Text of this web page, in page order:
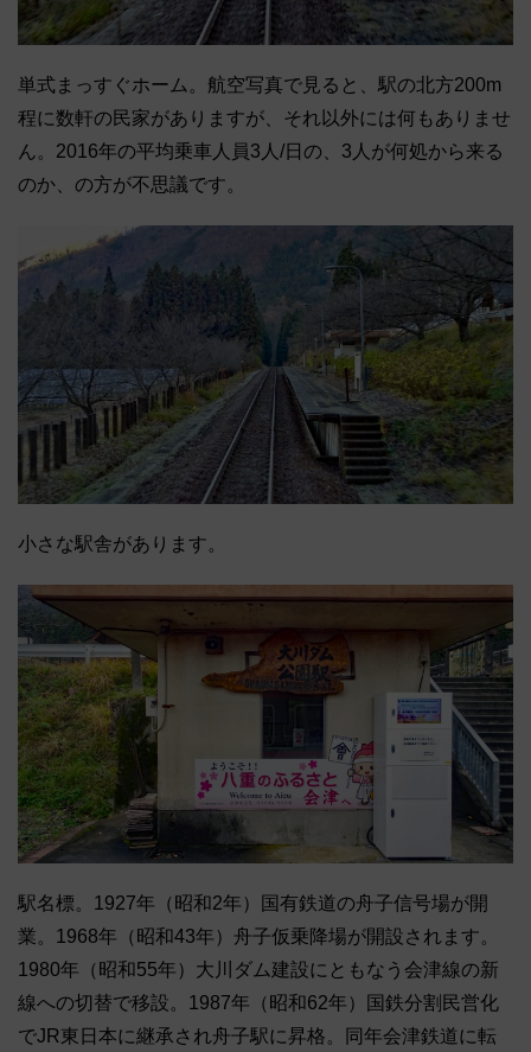
単式まっすぐホーム。航空写真で見ると、駅の北方200m
程に数軒の民家がありますが、それ以外には何もありませ
ん。2016年の平均乗車人員3人/日の、3人が何処から来る
のか、の方が不思議です。
小さな駅舎があります。
駅名標。1927年（昭和2年）国有鉄道の舟子信号場が開
業。1968年（昭和43年）舟子仮乗降場が開設されます。
1980年（昭和55年）大川ダム建設にともなう会津線の新
線への切替で移設。1987年（昭和62年）国鉄分割民営化
でJR東日本に継承され舟子駅に昇格。同年会津鉄道に転